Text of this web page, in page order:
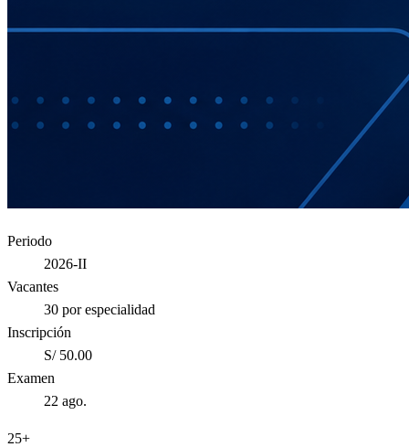
Periodo
2026-II
Vacantes
30 por especialidad
Inscripción
S/ 50.00
Examen
22 ago.
25+